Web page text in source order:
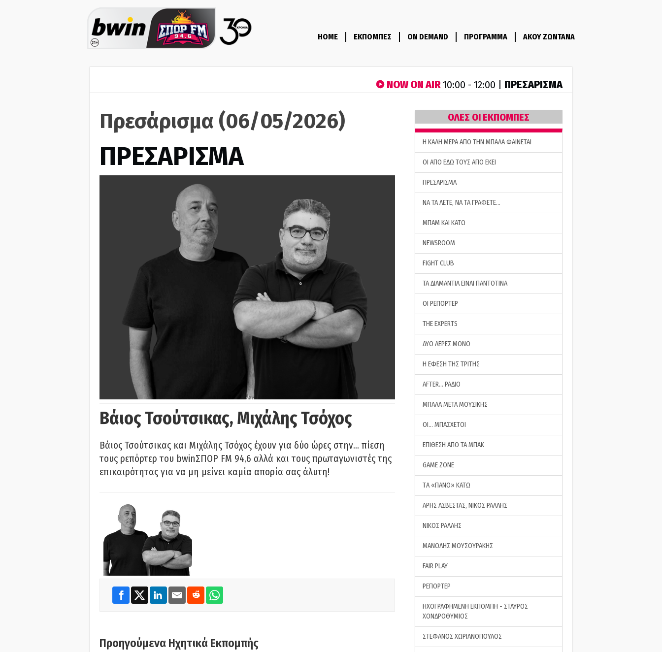
HOME ΕΚΠΟΜΠΕΣ ON DEMAND ΠΡΟΓΡΑΜΜΑ ΑΚΟΥ ΖΩΝΤΑΝΑ
NOW ON AIR10:00 - 12:00 | ΠΡΕΣΑΡΙΣΜΑ
Πρεσάρισμα (06/05/2026)
ΠΡΕΣΑΡΙΣΜΑ
Βάιος Τσούτσικας, Μιχάλης Τσόχος
Βάιος Τσούτσικας και Μιχάλης Τσόχος έχουν για δύο ώρες στην… πίεση
τους ρεπόρτερ του bwinΣΠΟΡ FM 94,6 αλλά και τους πρωταγωνιστές της
επικαιρότητας για να μη μείνει καμία απορία σας άλυτη!
Προηγούμενα Ηχητικά Εκπομπής
ΟΛΕΣ ΟΙ ΕΚΠΟΜΠΕΣ
H ΚΑΛΗ ΜΕΡΑ ΑΠΟ ΤΗΝ ΜΠΑΛΑ ΦΑΙΝΕΤΑΙ
ΟΙ ΑΠΟ ΕΔΩ ΤΟΥΣ ΑΠΟ ΕΚΕΙ
ΠΡΕΣΑΡΙΣΜΑ
ΝΑ ΤΑ ΛΕΤΕ, ΝΑ ΤΑ ΓΡΑΦΕΤΕ…
ΜΠΑΜ ΚΑΙ ΚΑΤΩ
NEWSROOM
FIGHT CLUB
ΤΑ ΔΙΑΜΑΝΤΙΑ ΕΙΝΑΙ ΠΑΝΤΟΤΙΝΑ
ΟΙ ΡΕΠΟΡΤΕΡ
THE EXPERTS
ΔΥΟ ΛΕΡΕΣ ΜΟΝΟ
Η ΕΦΕΣΗ ΤΗΣ ΤΡΙΤΗΣ
AFTER… ΡΑΔΙΟ
ΜΠΑΛΑ ΜΕΤΑ ΜΟΥΣΙΚΗΣ
ΟΙ… ΜΠΑΣΧΕΤΟΙ
ΕΠΙΘΕΣΗ ΑΠΟ ΤΑ ΜΠΑΚ
GAME ZONE
ΤA «ΠΑΝΟ» ΚΑΤΩ
ΑΡΗΣ ΑΣΒΕΣΤΑΣ, ΝΙΚΟΣ ΡΑΛΛΗΣ
ΝΙΚΟΣ ΡΑΛΛΗΣ
ΜΑΝΩΛΗΣ ΜΟΥΣΟΥΡΑΚΗΣ
FAIR PLAY
ΡΕΠΟΡΤΕΡ
ΗΧΟΓΡΑΦΗΜΕΝΗ ΕΚΠΟΜΠΗ - ΣΤΑΥΡΟΣ
ΧΟΝΔΡΟΘΥΜΙΟΣ
ΣΤΕΦΑΝΟΣ ΧΩΡΙΑΝΟΠΟΥΛΟΣ